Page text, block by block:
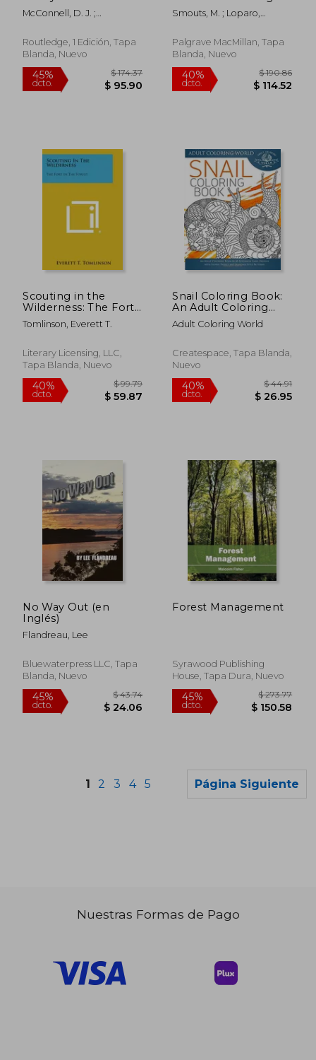
45%
dcto.
40% 40%
Gardens of Complete
Design (en Inglés)
McConnell, D. J. ;
Attanayake, S. R.
Routledge, 1 Edición, Tapa
Blanda, Nuevo
The Underside of
Global Ecopolitics (en
Smouts, M. ; Loparo,
Palgrave MacMillan, Tapa
Blanda, Nuevo
Scouting in the
Wilderness: The Fort
in the Forest (en
Inglés)
Tomlinson, Everett T.
Literary Licensing, LLC,
Tapa Blanda, Nuevo
Snail Coloring Book:
An Adult Coloring
Book of 40
Zentangle Snails with
Mandala Style
Patterns (Animal
Adults) (Volume 25)
Adult Coloring World
Createspace, Tapa Blanda,
Nuevo
No Way Out (en
Inglés)
Flandreau, Lee
Bluewaterpress LLC, Tapa
Blanda, Nuevo
Forest Management
Syrawood Publishing
House, Tapa Dura, Nuevo
1 2 3 4 5 Página Siguiente
Nuestras Formas de Pago